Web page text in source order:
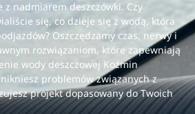
z nadmiarem deszczówki. Czy
się, co dzieje się z wodą, która
Oszczędzamy czas, nerwy i
rozwiązaniom, które zapewniają
wody deszczowej Koźmin
problemów związanych z
projekt dopasowany do Twoich